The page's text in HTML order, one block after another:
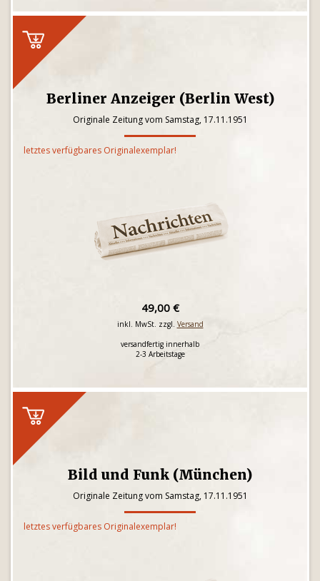
Berliner Anzeiger (Berlin West)
Originale Zeitung vom Samstag, 17.11.1951
letztes verfügbares Originalexemplar!
49,00 €
inkl. MwSt. zzgl. Versand
versandfertig innerhalb
2-3 Arbeitstage
Bild und Funk (München)
Originale Zeitung vom Samstag, 17.11.1951
letztes verfügbares Originalexemplar!